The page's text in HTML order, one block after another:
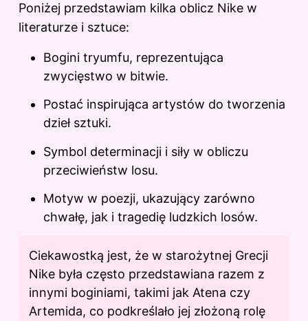
Poniżej przedstawiam kilka oblicz Nike w
literaturze i sztuce:
Bogini tryumfu, reprezentująca
zwycięstwo w bitwie.
Postać inspirująca artystów do tworzenia
dzieł sztuki.
Symbol determinacji i siły w obliczu
przeciwieństw losu.
Motyw w poezji, ukazujący zarówno
chwałę, jak i tragedię ludzkich losów.
Ciekawostką jest, że w starożytnej Grecji
Nike była często przedstawiana razem z
innymi boginiami, takimi jak Atena czy
Artemida, co podkreślało jej złożoną rolę